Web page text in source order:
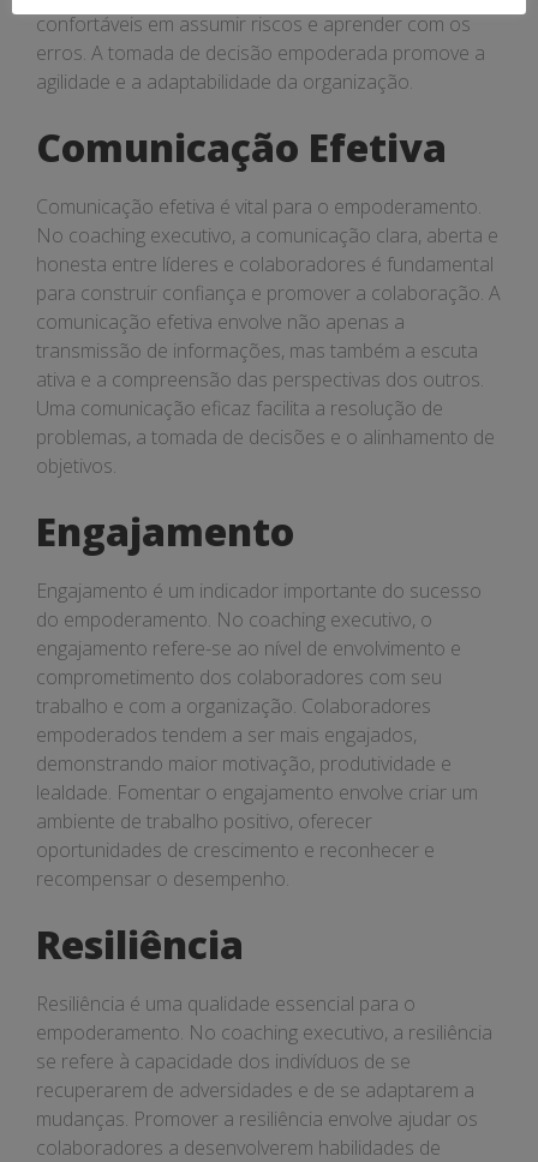
confortáveis em assumir riscos e aprender com os
erros. A tomada de decisão empoderada promove a
agilidade e a adaptabilidade da organização.
Comunicação Efetiva
Comunicação efetiva é vital para o empoderamento.
No coaching executivo, a comunicação clara, aberta e
honesta entre líderes e colaboradores é fundamental
para construir confiança e promover a colaboração. A
comunicação efetiva envolve não apenas a
transmissão de informações, mas também a escuta
ativa e a compreensão das perspectivas dos outros.
Uma comunicação eficaz facilita a resolução de
problemas, a tomada de decisões e o alinhamento de
objetivos.
Engajamento
Engajamento é um indicador importante do sucesso
do empoderamento. No coaching executivo, o
engajamento refere-se ao nível de envolvimento e
comprometimento dos colaboradores com seu
trabalho e com a organização. Colaboradores
empoderados tendem a ser mais engajados,
demonstrando maior motivação, produtividade e
lealdade. Fomentar o engajamento envolve criar um
ambiente de trabalho positivo, oferecer
oportunidades de crescimento e reconhecer e
recompensar o desempenho.
Resiliência
Resiliência é uma qualidade essencial para o
empoderamento. No coaching executivo, a resiliência
se refere à capacidade dos indivíduos de se
recuperarem de adversidades e de se adaptarem a
mudanças. Promover a resiliência envolve ajudar os
colaboradores a desenvolverem habilidades de